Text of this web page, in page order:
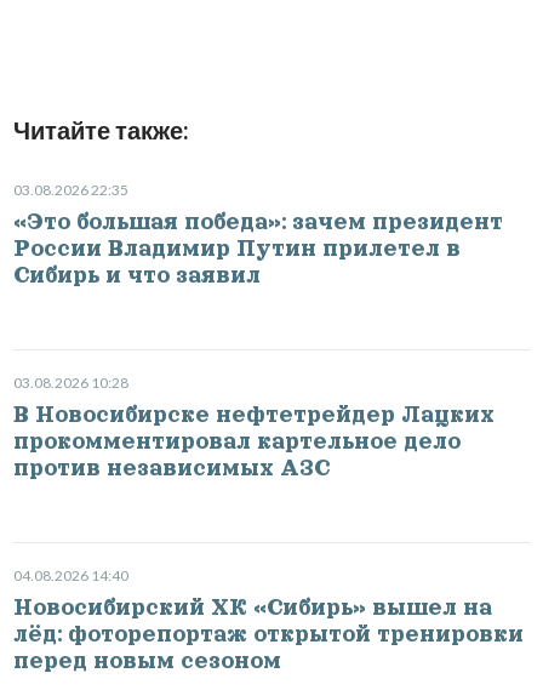
Читайте также:
03.08.2026 22:35
«Это большая победа»: зачем президент
России Владимир Путин прилетел в
Сибирь и что заявил
03.08.2026 10:28
В Новосибирске нефтетрейдер Лацких
прокомментировал картельное дело
против независимых АЗС
04.08.2026 14:40
Новосибирский ХК «Сибирь» вышел на
лёд: фоторепортаж открытой тренировки
перед новым сезоном